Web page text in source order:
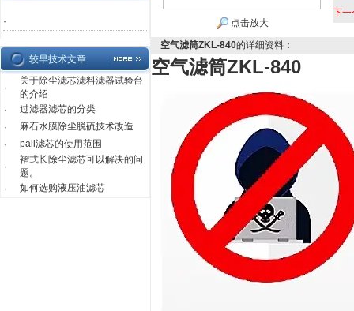
·
较早技术文章
·
关于除尘滤芯滤料滤器试验台
的介绍
·
过滤器滤芯的分类
·
麻石水膜除尘脱硫技术改造
·
pall滤芯的使用范围
·
褶式长除尘滤芯可以解决的问
题。
·
如何选购液压油滤芯
点击放大
下一
空气滤筒ZKL-840的详细资料：
空气滤筒ZKL-840